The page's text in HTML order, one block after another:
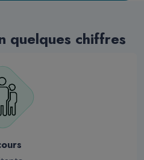
quelques chiffres